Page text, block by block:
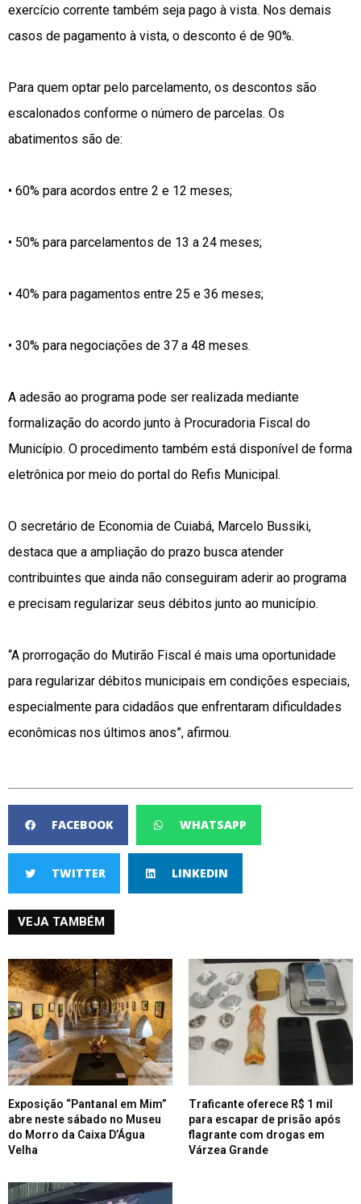
exercício corrente também seja pago à vista. Nos demais
casos de pagamento à vista, o desconto é de 90%.
Para quem optar pelo parcelamento, os descontos são
escalonados conforme o número de parcelas. Os
abatimentos são de:
• 60% para acordos entre 2 e 12 meses;
• 50% para parcelamentos de 13 a 24 meses;
• 40% para pagamentos entre 25 e 36 meses;
• 30% para negociações de 37 a 48 meses.
A adesão ao programa pode ser realizada mediante
formalização do acordo junto à Procuradoria Fiscal do
Município. O procedimento também está disponível de forma
eletrônica por meio do portal do Refis Municipal.
O secretário de Economia de Cuiabá, Marcelo Bussiki,
destaca que a ampliação do prazo busca atender
contribuintes que ainda não conseguiram aderir ao programa
e precisam regularizar seus débitos junto ao município.
“A prorrogação do Mutirão Fiscal é mais uma oportunidade
para regularizar débitos municipais em condições especiais,
especialmente para cidadãos que enfrentaram dificuldades
econômicas nos últimos anos”, afirmou.
FACEBOOK WHATSAPP
TWITTER LINKEDIN
VEJA TAMBÉM
Exposição “Pantanal em Mim”
abre neste sábado no Museu
do Morro da Caixa D’Água
Velha
Traficante oferece R$ 1 mil
para escapar de prisão após
flagrante com drogas em
Várzea Grande